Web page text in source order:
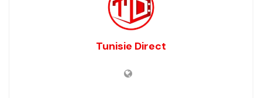
Tunisie Direct